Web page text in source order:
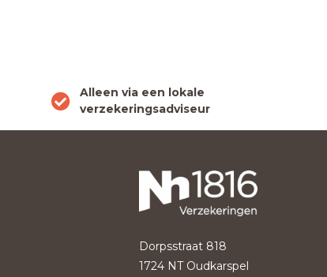
Alleen via een lokale
verzekeringsadviseur
Dorpsstraat 818
1724 NT Oudkarspel